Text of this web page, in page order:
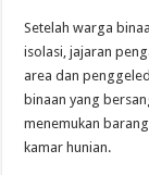
Setelah warga
isolasi, jajaran
area dan
binaan yang
menemukan
kamar hunian.